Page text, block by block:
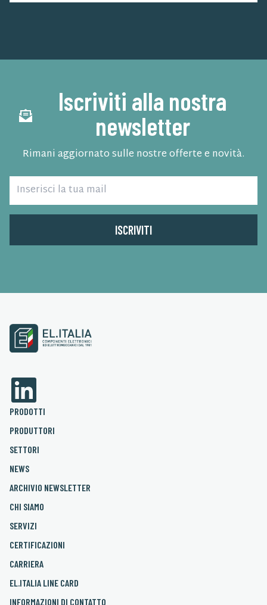
Iscriviti alla nostra
newsletter
Rimani aggiornato sulle nostre offerte e novità.
PRODOTTI
PRODUTTORI
SETTORI
NEWS
ARCHIVIO NEWSLETTER
CHI SIAMO
SERVIZI
CERTIFICAZIONI
CARRIERA
EL.ITALIA LINE CARD
INFORMAZIONI DI CONTATTO